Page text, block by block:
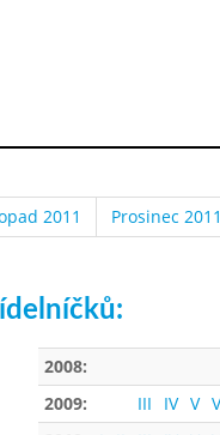
2011 Prosinec
2008:
2009:
III IV V